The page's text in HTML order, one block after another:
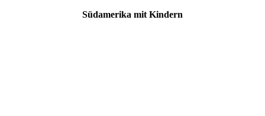
Südamerika mit Kindern